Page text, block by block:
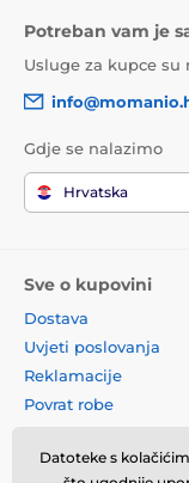
Potreban vam je
Usluge za kupce su
Gdje se nalazimo
Hrvatska
Sve o kupovini
Dostava
Uvjeti poslovanja
Reklamacije
Povrat robe
Načela o korištenju
Datoteke s